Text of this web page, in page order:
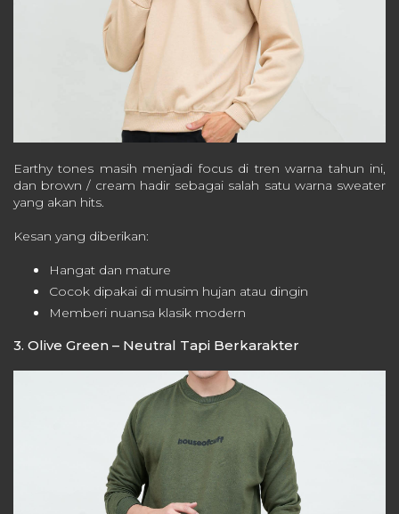
Earthy tones masih menjadi focus di tren warna tahun ini,
dan brown / cream hadir sebagai salah satu warna sweater
yang akan hits.
Kesan yang diberikan:
Hangat dan mature
Cocok dipakai di musim hujan atau dingin
Memberi nuansa klasik modern
3. Olive Green – Neutral Tapi Berkarakter